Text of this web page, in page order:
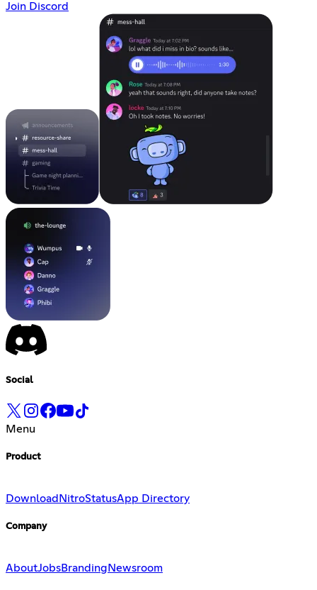
Join Discord
Social
Menu
Product
Download NitroStatusApp Directory
Company
AboutJobsBranding Newsroom